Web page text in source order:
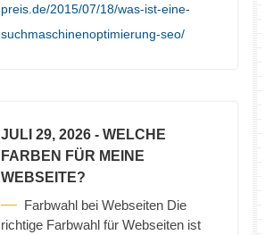
preis.de/2015/07/18/was-ist-eine-
suchmaschinenoptimierung-seo/
JULI 29, 2026 - WELCHE
FARBEN FÜR MEINE
WEBSEITE?
Farbwahl bei Webseiten Die
richtige Farbwahl für Webseiten ist